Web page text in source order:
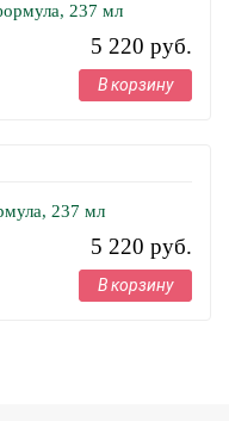
237 мл
5 220 руб.
В корзину
237 мл
5 220 руб.
В корзину